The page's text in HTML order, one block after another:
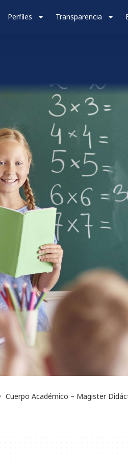
Perfiles Transparencia
Cuerpo Académico – Magister